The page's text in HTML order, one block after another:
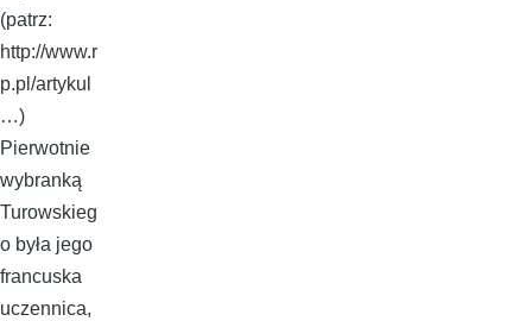
(patrz:
http://www.r
p.pl/artykul
…)
Pierwotnie
wybranką
Turowskieg
o była jego
francuska
uczennica,